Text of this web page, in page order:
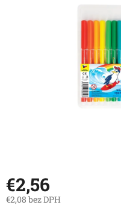
€2,56
€2,08 bez DPH